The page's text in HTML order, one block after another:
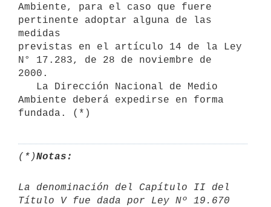
Ambiente, para el caso que fuere
pertinente adoptar alguna de las
medidas
previstas en el artículo 14 de la Ley
N° 17.283, de 28 de noviembre de
2000.
Ambiente deberá expedirse en forma
(*)Notas:
La denominación del Capítulo II del
Título V fue dada por Ley Nº 19.670